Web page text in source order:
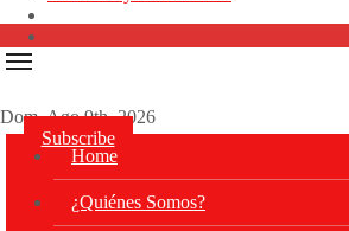
Dom. Ago 9th, 2026
Subscribe
Home
¿Quiénes Somos?